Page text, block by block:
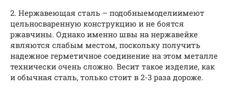
2. Нержавеющая сталь – подобныемоделиимеют
цельносваренную конструкцию и не боятся
ржавчины. Однако именно швы на нержавейке
являются слабым местом, поскольку получить
надежное герметичное соединение на этом металле
технически очень сложно. Весит такое изделие, как
и обычная сталь, только стоит в 2-3 раза дороже.